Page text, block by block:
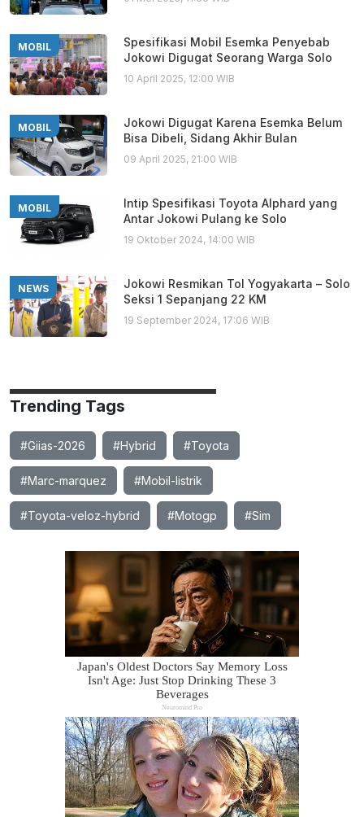
MOBIL
Spesifikasi Mobil Esemka Penyebab
Jokowi Digugat Seorang Warga Solo
10 April 2025, 12:00 WIB
MOBIL
Jokowi Digugat Karena Esemka Belum
Bisa Dibeli, Sidang Akhir Bulan
09 April 2025, 21:00 WIB
MOBIL
Intip Spesifikasi Toyota Alphard yang
Antar Jokowi Pulang ke Solo
19 Oktober 2024, 14:00 WIB
NEWS
Jokowi Resmikan Tol Yogyakarta – Solo
Seksi 1 Sepanjang 22 KM
19 September 2024, 17:06 WIB
Trending Tags
#Giias-2026 #Hybrid #Toyota
#Marc-marquez #Mobil-listrik
#Toyota-veloz-hybrid #Motogp #Sim